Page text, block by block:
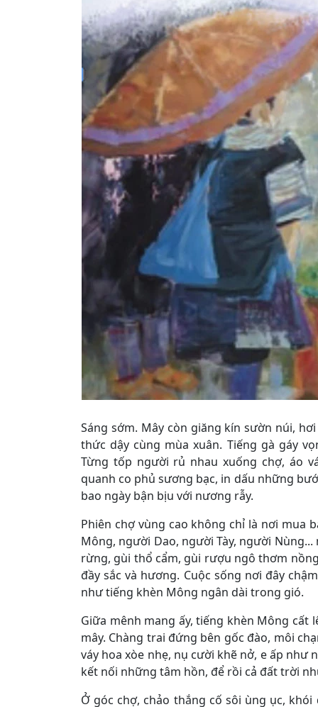
Sáng sớm. Mây còn giăng kín sườn núi,
thức dậy cùng mùa xuân. Tiếng gà gáy
Từng tốp người rủ nhau xuống chợ, áo
quanh co phủ sương bạc, in dấu những
bao ngày bận bịu với nương rẫy.
Phiên chợ vùng cao không chỉ là nơi mua
Mông, người Dao, người Tày, người
rừng, gùi thổ cẩm, gùi rượu ngô thơm
đầy sắc và hương. Cuộc sống nơi đây
như tiếng khèn Mông ngân dài trong gió.
Giữa mênh mang ấy, tiếng khèn Mông cất
mây. Chàng trai đứng bên gốc đào, môi
váy hoa xòe nhẹ, nụ cười khẽ nở, e ấp như
kết nối những tâm hồn, để rồi cả đất trời
Ở góc chợ, chảo thắng cố sôi ùng ục,